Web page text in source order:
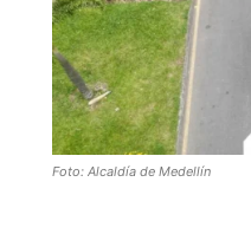
Foto: Alcaldía de Medellín